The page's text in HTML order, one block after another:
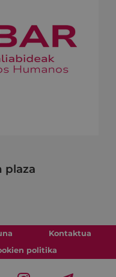
plaza
Kontaktua
politika